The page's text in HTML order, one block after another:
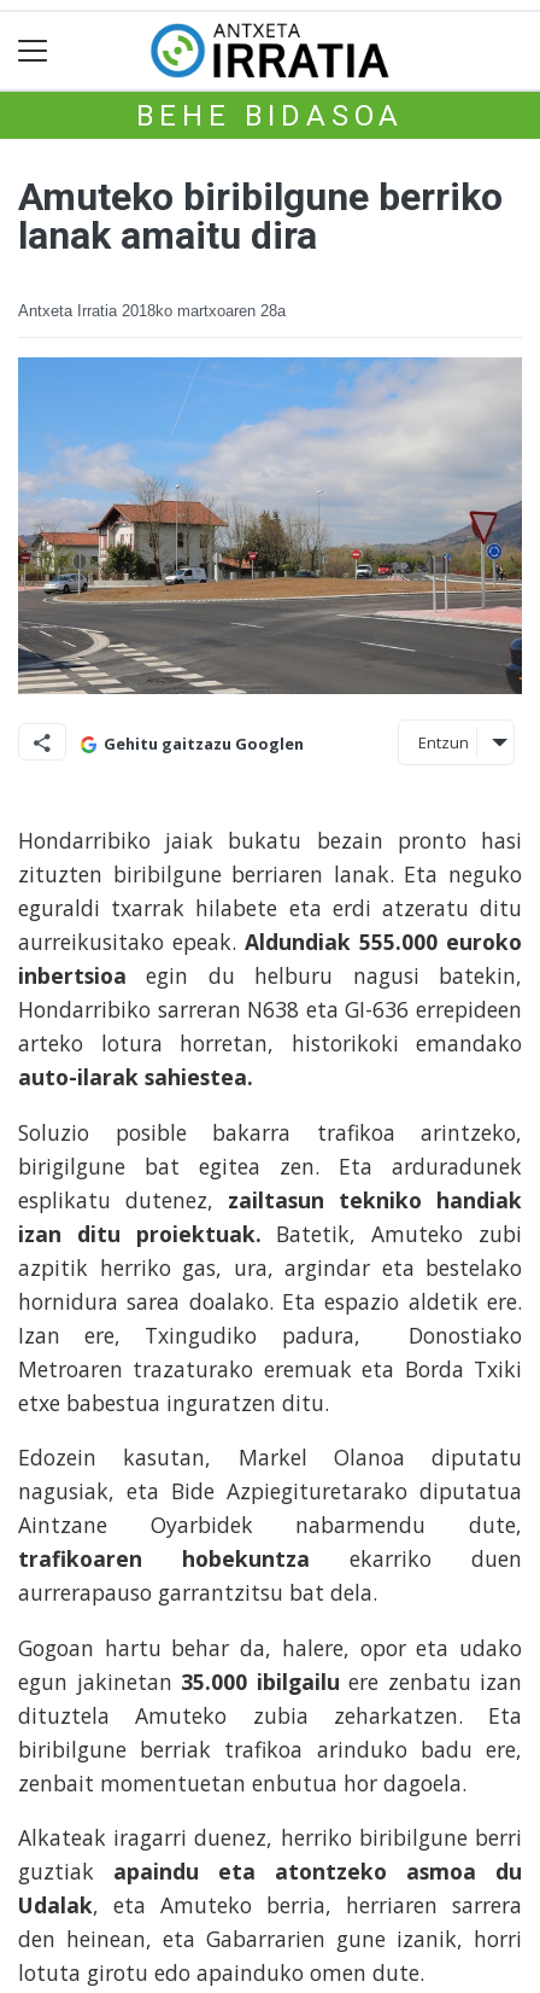
BEHE BIDASOA
Amuteko biribilgune berriko
lanak amaitu dira
Antxeta Irratia 2018ko martxoaren 28a
Gehitu gaitzazu Googlen Entzun
Hondarribiko jaiak bukatu bezain pronto hasi
zituzten biribilgune berriaren lanak. Eta neguko
eguraldi txarrak hilabete eta erdi atzeratu ditu
aurreikusitako epeak. Aldundiak 555.000 euroko
inbertsioa egin du helburu nagusi batekin,
Hondarribiko sarreran N638 eta GI-636 errepideen
arteko lotura horretan, historikoki emandako
auto-ilarak sahiestea.
Soluzio posible bakarra trafikoa arintzeko,
birigilgune bat egitea zen. Eta arduradunek
esplikatu dutenez, zailtasun tekniko handiak
izan ditu proiektuak. Batetik, Amuteko zubi
azpitik herriko gas, ura, argindar eta bestelako
hornidura sarea doalako. Eta espazio aldetik ere.
Izan ere, Txingudiko padura, Donostiako
Metroaren trazaturako eremuak eta Borda Txiki
etxe babestua inguratzen ditu.
Edozein kasutan, Markel Olanoa diputatu
nagusiak, eta Bide Azpiegituretarako diputatua
Aintzane Oyarbidek nabarmendu dute,
trafikoaren hobekuntza ekarriko duen
aurrerapauso garrantzitsu bat dela.
Gogoan hartu behar da, halere, opor eta udako
egun jakinetan 35.000 ibilgailu ere zenbatu izan
dituztela Amuteko zubia zeharkatzen. Eta
biribilgune berriak trafikoa arinduko badu ere,
zenbait momentuetan enbutua hor dagoela.
Alkateak iragarri duenez, herriko biribilgune berri
guztiak apaindu eta atontzeko asmoa du
Udalak, eta Amuteko berria, herriaren sarrera
den heinean, eta Gabarrarien gune izanik, horri
lotuta girotu edo apainduko omen dute.